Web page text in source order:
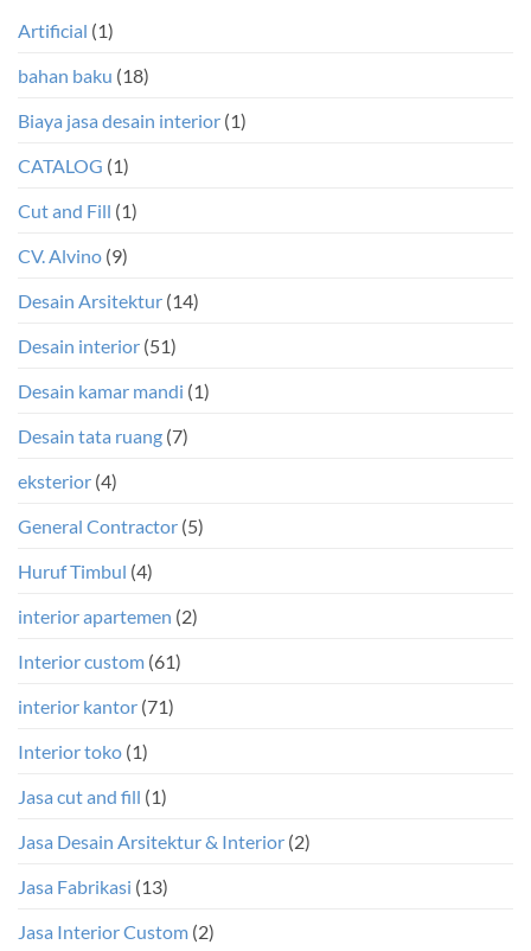
Artificial (1)
bahan baku (18)
Biaya jasa desain interior (1)
CATALOG (1)
Cut and Fill (1)
CV. Alvino (9)
Desain Arsitektur (14)
Desain interior (51)
Desain kamar mandi (1)
Desain tata ruang (7)
eksterior (4)
General Contractor (5)
Huruf Timbul (4)
interior apartemen (2)
Interior custom (61)
interior kantor (71)
Interior toko (1)
Jasa cut and fill (1)
Jasa Desain Arsitektur & Interior (2)
Jasa Fabrikasi (13)
Jasa Interior Custom (2)